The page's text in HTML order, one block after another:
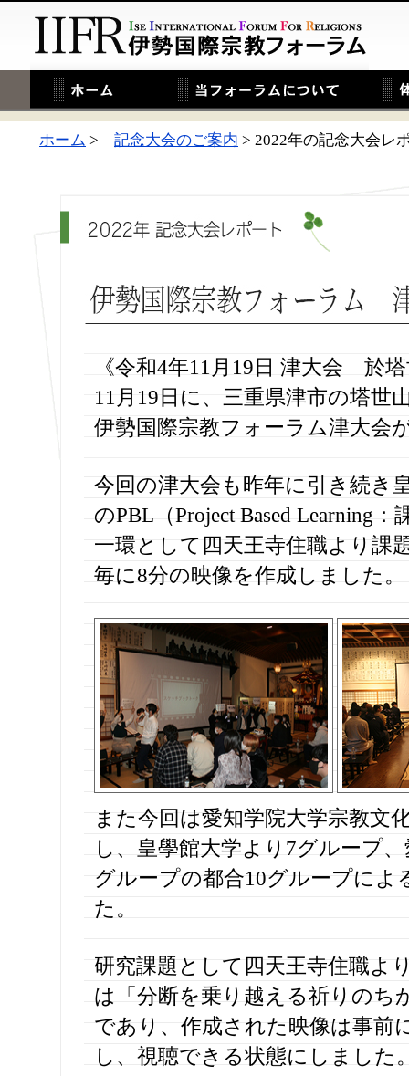
ホーム > 記念大会のご案内 > 2022年の記念大会レ
《令和4年11月19日 津大会 於
11月19日に、三重県津市の塔世
伊勢国際宗教フォーラム津大会
今回の津大会も昨年に引き続き
のPBL（Project Based Learning
一環として四天王寺住職より課
毎に8分の映像を作成しました。
また今回は愛知学院大学宗教文
し、皇學館大学より7グループ
グループの都合10グループによ
た。
研究課題として四天王寺住職よ
は「分断を乗り越える祈りのち
であり、作成された映像は事前
し、視聴できる状態にしました